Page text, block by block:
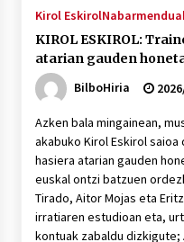
Kirol Eskirol
KIROL ESKIROL:
atarian gauden
BilboHiria
Azken bala mingainean,
akabuko Kirol Eskirol
hasiera atarian gauden
euskal ontzi batzuen
Tirado, Aitor Mojas eta
irratiaren estudioan eta,
kontuak zabaldu